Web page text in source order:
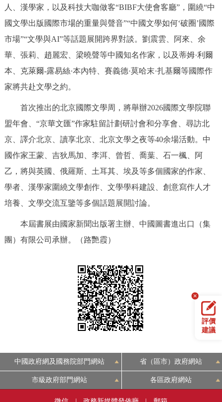
人、漢學家，以及科技大咖做客“BIBF大使會客廳”，圍繞“中
國文學出版國際市場的重量與聲音”“中國文學如何‘破圈’國際
市場”“文學與AI”等話題展開跨界對談。劉震雲、阿來、余
華、張莉、趙麗宏、梁曉聲等中國知名作家，以及蒂姆·利爾
本、克萊爾-露易絲·本內特、賽義德·莫哈末·扎基爾等國際作
家將共赴文學之約。
首次推出的北京國際文學周，將舉辦2026國際文學院聯
盟年會、“京華文匯”作家駐留計劃研討會和分享會、尋訪北
京、譯介北京、讀享北京、北京文學之夜等40余場活動。中
國作家王蒙、吉狄馬加、李洱、曾哲、喬葉、石一楓、阿
乙，將與英國、俄羅斯、土耳其、埃及等多個國家的作家、
學者、漢學家圍繞文學創作、文學學科建設、創意寫作人才
培養、文學交流互鑒等多個話題展開討論。
本屆書展由國家新聞出版署主辦、中國圖書進出口（集
團）有限公司承辦。（路艷霞）
評價
建議
中國政府網及國務院部門網站 省（區市）政府網站
市級政府部門網站 各區政府網站